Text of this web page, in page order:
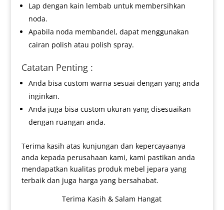
Lap dengan kain lembab untuk membersihkan
noda.
Apabila noda membandel, dapat menggunakan
cairan polish atau polish spray.
Catatan Penting :
Anda bisa custom warna sesuai dengan yang anda
inginkan.
Anda juga bisa custom ukuran yang disesuaikan
dengan ruangan anda.
Terima kasih atas kunjungan dan kepercayaanya
anda kepada perusahaan kami, kami pastikan anda
mendapatkan kualitas produk mebel jepara yang
terbaik dan juga harga yang bersahabat.
Terima Kasih & Salam Hangat